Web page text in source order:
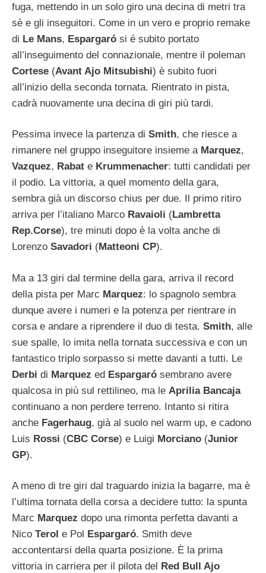
fuga, mettendo in un solo giro una decina di metri tra
sè e gli inseguitori. Come in un vero e proprio remake
di Le Mans, Espargaró si é subito portato
all’inseguimento del connazionale, mentre il poleman
Cortese (Avant Ajo Mitsubishi) è subito fuori
all’inizio della seconda tornata. Rientrato in pista,
cadrà nuovamente una decina di giri più tardi.
Pessima invece la partenza di Smith, che riesce a
rimanere nel gruppo inseguitore insieme a Marquez,
Vazquez, Rabat e Krummenacher: tutti candidati per
il podio. La vittoria, a quel momento della gara,
sembra già un discorso chius per due. Il primo ritiro
arriva per l’italiano Marco Ravaioli (Lambretta
Rep.Corse), tre minuti dopo è la volta anche di
Lorenzo Savadori (Matteoni CP).
Ma a 13 giri dal termine della gara, arriva il record
della pista per Marc Marquez: lo spagnolo sembra
dunque avere i numeri e la potenza per rientrare in
corsa e andare a riprendere il duo di testa. Smith, alle
sue spalle, lo imita nella tornata successiva e con un
fantastico triplo sorpasso si mette davanti a tutti. Le
Derbi di Marquez ed Espargaró sembrano avere
qualcosa in più sul rettilineo, ma le Aprilia Bancaja
continuano a non perdere terreno. Intanto si ritira
anche Fagerhaug, già al suolo nel warm up, e cadono
Luis Rossi (CBC Corse) e Luigi Morciano (Junior
GP).
A meno di tre giri dal traguardo inizia la bagarre, ma è
l’ultima tornata della corsa a decidere tutto: la spunta
Marc Marquez dopo una rimonta perfetta davanti a
Nico Terol e Pol Espargaró. Smith deve
accontentarsi della quarta posizione. È la prima
vittoria in carriera per il pilota del Red Bull Ajo